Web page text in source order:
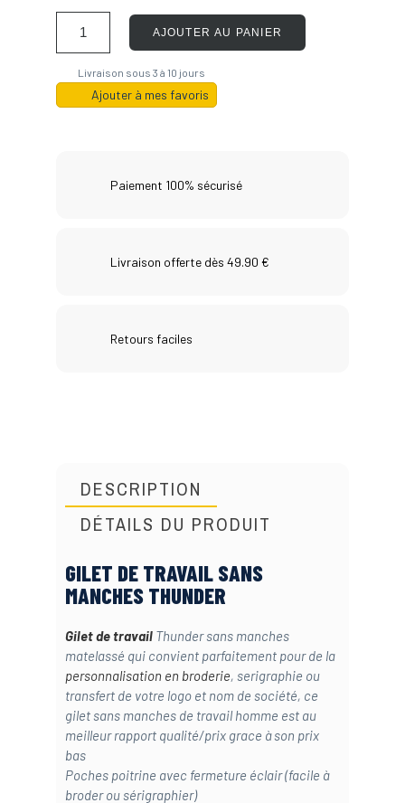
AJOUTER AU PANIER
Livraison sous 3 à 10 jours
Ajouter à mes favoris
Paiement 100% sécurisé
Livraison offerte dès 49.90 €
Retours faciles
DESCRIPTION
DÉTAILS DU PRODUIT
GILET DE TRAVAIL SANS
MANCHES THUNDER
Gilet de travail Thunder sans manches
matelassé qui convient parfaitement pour de la
personnalisation en broderie, serigraphie ou
transfert de votre logo et nom de société, ce
gilet sans manches de travail homme est au
meilleur rapport qualité/prix grace à son prix
bas
Poches poitrine avec fermeture éclair (facile à
broder ou sérigraphier)